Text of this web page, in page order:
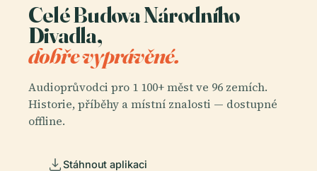
Celé Budova Národního
Divadla,
dobře vyprávěné.
Audioprůvodci pro 1 100+ měst ve 96 zemích.
Historie, příběhy a místní znalosti — dostupné
offline.
Stáhnout aplikaci